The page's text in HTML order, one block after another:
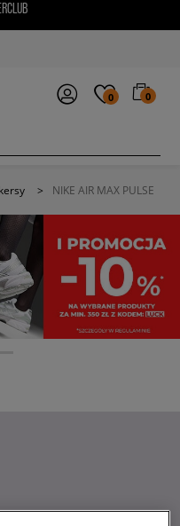
0 0
> NIKE AIR MAX PULSE